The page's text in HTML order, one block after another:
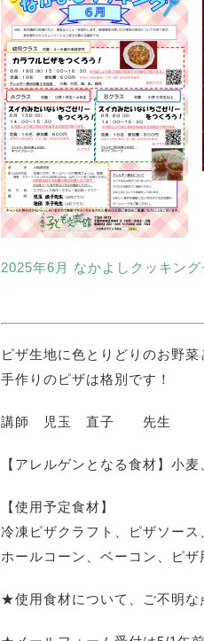
2025年6月 なかよしクッキン
ピザ生地に色とりどりのお野菜
手作りのピザは格別です！
講師 児玉 直子 先生
【アレルゲンとなる食材】小
【使用予定食材】
冷凍ピザクラフト、ピザソース
ホールコーン、ベーコン、ピザ
★使用食材について、ご不明な